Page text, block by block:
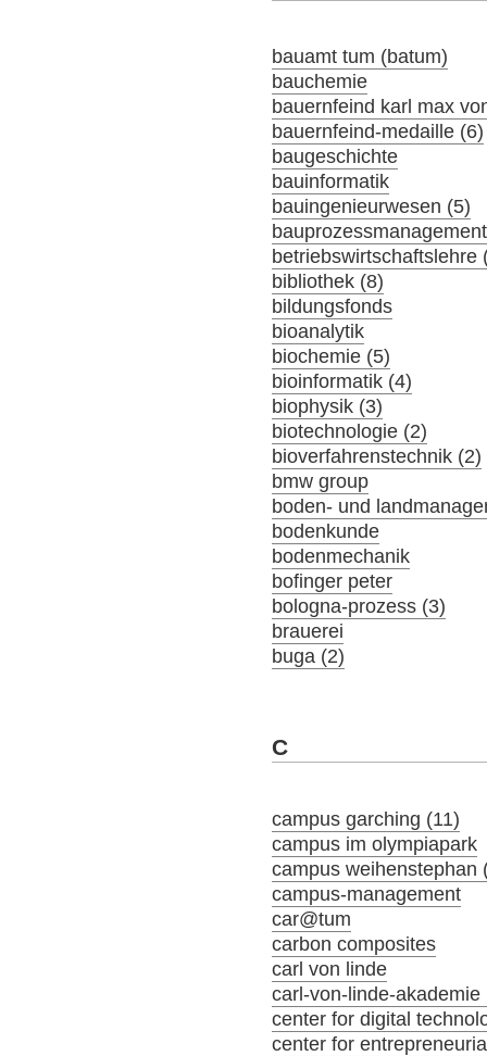
bauamt tum (batum)
bauchemie
bauernfeind karl max
bauernfeind-medaille (6)
baugeschichte
bauinformatik
bauingenieurwesen (5)
betriebswirtschaftslehre
bibliothek (8)
bildungsfonds
bioanalytik
biochemie (5)
bioinformatik (4)
biophysik (3)
biotechnologie (2)
bioverfahrenstechnik (2)
bmw group
boden- und
bodenkunde
bodenmechanik
bofinger peter
bologna-prozess (3)
brauerei
buga (2)
C
campus garching (11)
campus im olympiapark
campus weihenstephan
campus-management
car@tum
carbon composites
carl von linde
carl-von-linde-akademie
center for digital
center for